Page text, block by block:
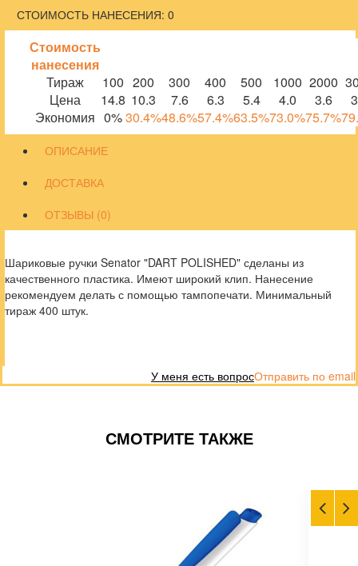
СТОИМОСТЬ НАНЕСЕНИЯ: 0
Стоимость
нанесения
Тираж
100 200 300 400 500 1000 2000
Цена
14.8 10.3 7.6 6.3 5.4 4.0 3.6
Экономия 0%30.4%48.6%57.4%63.5%73.0%75.7%
ОПИСАНИЕ
ДОСТАВКА
ОТЗЫВЫ (0)
Шариковые ручки Senator "DART POLISHED" сделаны из
качественного пластика. Имеют широкий клип. Нанесение
рекомендуем делать с помощью тампопечати. Минимальный
тираж 400 штук.
Отправить по email
У меня есть вопрос
СМОТРИТЕ ТАКЖЕ